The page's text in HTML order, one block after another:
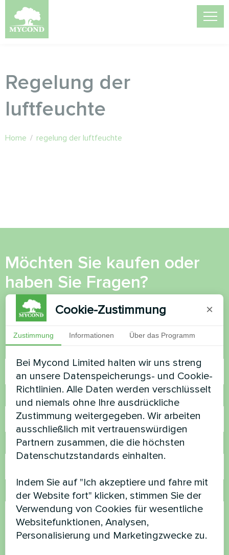
Regelung der
luftfeuchte
Home / regelung der luftfeuchte
Möchten Sie kaufen oder
haben Sie Fragen?
Kontaktieren Sie uns und wir werden Ihnen
helfen
Rufnummer
E-Mail
Kommentar
Cookie-Zustimmung ×
Zustimmung Informationen Über das Programm
Bei Mycond Limited halten wir uns streng
an unsere Datenspeicherungs- und Cookie-
Richtlinien. Alle Daten werden verschlüsselt
und niemals ohne Ihre ausdrückliche
Zustimmung weitergegeben. Wir arbeiten
ausschließlich mit vertrauenswürdigen
Partnern zusammen, die die höchsten
Datenschutzstandards einhalten.
Indem Sie auf "Ich akzeptiere und fahre mit
der Website fort" klicken, stimmen Sie der
Verwendung von Cookies für wesentliche
Websitefunktionen, Analysen,
Personalisierung und Marketingzwecke zu.